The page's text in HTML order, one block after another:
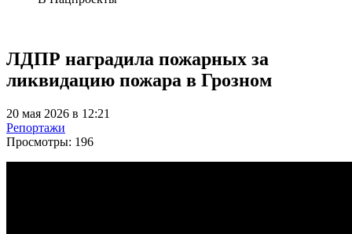
ЛДПР наградила пожарных за
ликвидацию пожара в Грозном
20 мая 2026 в 12:21
Репортажи
Просмотры: 196